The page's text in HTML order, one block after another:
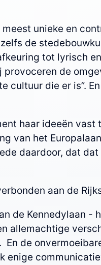
unieke en
de
tot lyrisch
de
die er is”.
haar ideeën vast
van het
daardoor, dat
aan de
de Kennedylaan
allemachtige
de